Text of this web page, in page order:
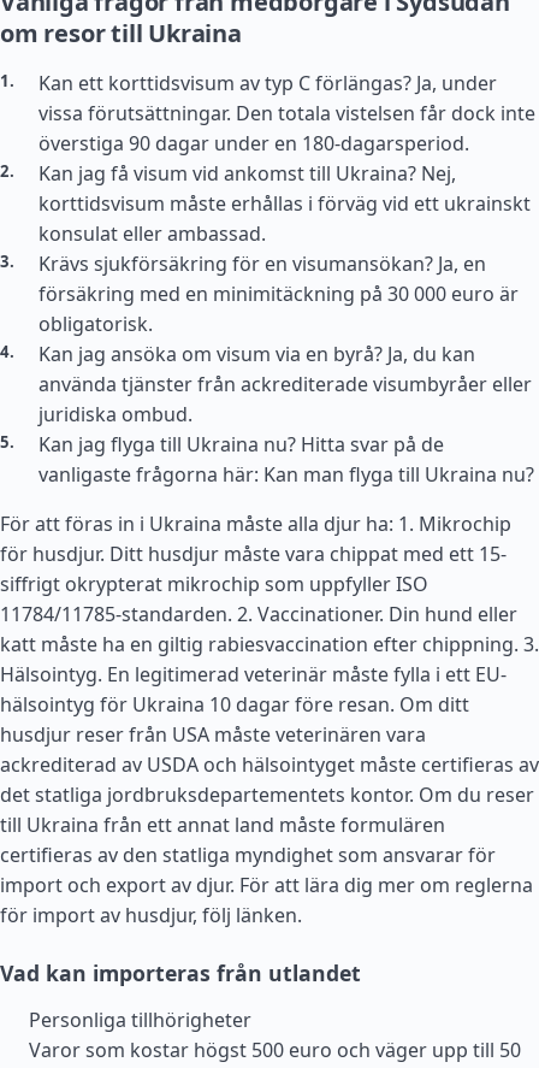
om resor till Ukraina
Kan ett korttidsvisum av typ C förlängas? Ja, under
vissa förutsättningar. Den totala vistelsen får dock inte
överstiga 90 dagar under en 180-dagarsperiod.
Kan jag få visum vid ankomst till Ukraina? Nej,
korttidsvisum måste erhållas i förväg vid ett ukrainskt
konsulat eller ambassad.
Krävs sjukförsäkring för en visumansökan? Ja, en
försäkring med en minimitäckning på 30 000 euro är
obligatorisk.
Kan jag ansöka om visum via en byrå? Ja, du kan
använda tjänster från ackrediterade visumbyråer eller
juridiska ombud.
Kan jag flyga till Ukraina nu? Hitta svar på de
vanligaste frågorna här: Kan man flyga till Ukraina nu?
För att föras in i Ukraina måste alla djur ha: 1. Mikrochip
för husdjur. Ditt husdjur måste vara chippat med ett 15-
siffrigt okrypterat mikrochip som uppfyller ISO
11784/11785-standarden. 2. Vaccinationer. Din hund eller
katt måste ha en giltig rabiesvaccination efter chippning. 3.
Hälsointyg. En legitimerad veterinär måste fylla i ett EU-
hälsointyg för Ukraina 10 dagar före resan. Om ditt
husdjur reser från USA måste veterinären vara
ackrediterad av USDA och hälsointyget måste certifieras av
det statliga jordbruksdepartementets kontor. Om du reser
till Ukraina från ett annat land måste formulären
certifieras av den statliga myndighet som ansvarar för
import och export av djur. För att lära dig mer om reglerna
för import av husdjur, följ länken.
Vad kan importeras från utlandet
Personliga tillhörigheter
Varor som kostar högst 500 euro och väger upp till 50